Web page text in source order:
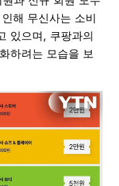
해 무신사는 소비
있으며, 쿠팡과의
하려는 모습을 보